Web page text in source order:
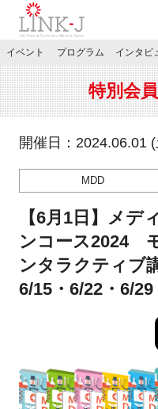
特別会員専用メニュー
施設ご予約
お問い合わせ
新規登録
イベント プログラム インタビ
特別会
開催日：2024.06.01 (
MDD
【6月1日】メデ
ンコース2024
ンタラクティブ
6/15・6/22・6/29